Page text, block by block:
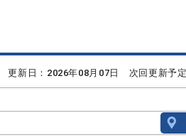
更新日：2026年08月07日 次回更新予